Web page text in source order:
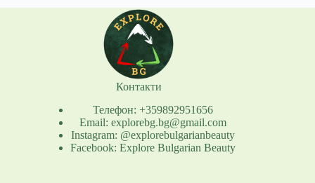
Контакти
Телефон: +359892951656
Email: explorebg.bg@gmail.com
Instagram: @explorebulgarianbeauty
Facebook: Explore Bulgarian Beauty